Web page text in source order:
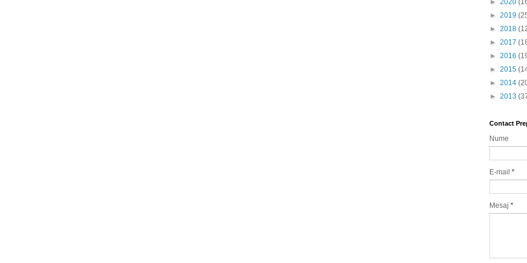
► 2020
► 2019
► 2018
► 2017
► 2016
► 2015
► 2014
► 2013
Contact
Nume
E-mail *
Mesaj *